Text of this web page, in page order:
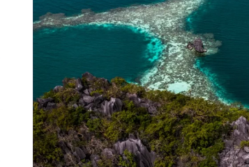
USAVRŠAVANJE
KNOW-HOW
STIL
WELLBEING